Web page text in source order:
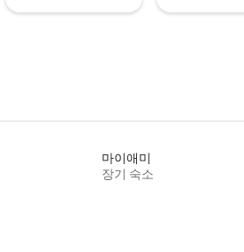
마이애미
장기 숙소